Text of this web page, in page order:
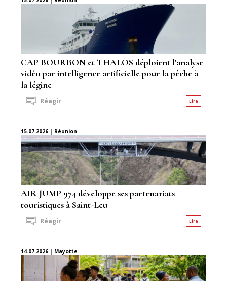
CAP BOURBON et THALOS déploient l'analyse
vidéo par intelligence artificielle pour la pêche à
la légine
Lire
Réagir
15.07.2026 | Réunion
AIR JUMP 974 développe ses partenariats
touristiques à Saint-Leu
Lire
Réagir
14.07.2026 | Mayotte